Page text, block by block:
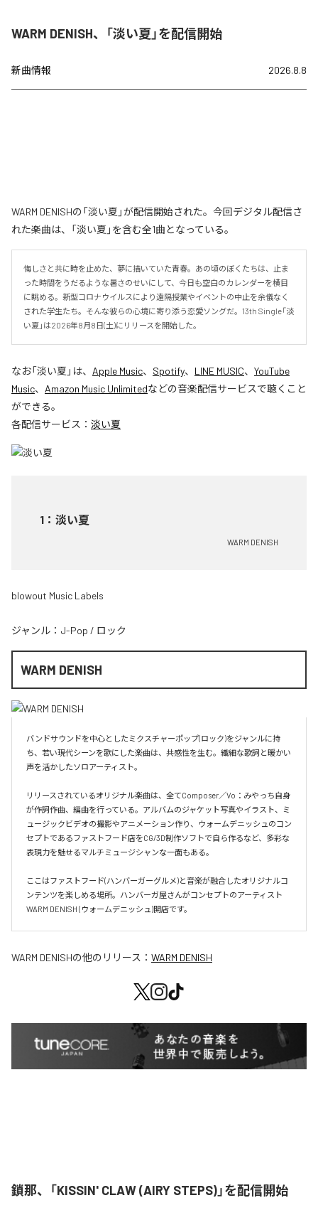
WARM DENISH、「淡い夏」を配信開始
新曲情報 2026.8.8
WARM DENISHの「淡い夏」が配信開始された。今回デジタル配信さ
れた楽曲は、「淡い夏」を含む全1曲となっている。
悔しさと共に時を止めた、夢に描いていた青春。あの頃のぼくたちは、止ま
った時間をうだるような暑さのせいにして、今日も空白のカレンダーを横目
に眺める。新型コロナウイルスにより遠隔授業やイベントの中止を余儀なく
された学生たち。そんな彼らの心境に寄り添う恋愛ソングだ。13th Single「淡
い夏」は2026年8月8日(土)にリリースを開始した。
なお「淡い夏 」は、 Apple Music、 Spotify、 LINE MUSIC、 YouTube
Music、 Amazon Music Unlimitedなどの音楽配信サービスで聴くこと
ができる。
各配信サービス： 淡い夏
1 ： 淡い夏
WARM DENISH
blowout Music Labels
ジャンル： J-Pop / ロック
WARM DENISH
バンドサウンドを中心としたミクスチャーポップ(ロック)をジャンルに持
ち、若い現代シーンを歌にした楽曲は、共感性を生む。繊細な歌詞と暖かい
声を活かしたソロアーティスト。
リリースされているオリジナル楽曲は、全てComposer／Vo：みやっち自身
が作詞作曲、編曲を行っている。アルバムのジャケット写真やイラスト、ミ
ュージックビデオの撮影やアニメーション作り、ウォームデニッシュのコン
セプトであるファストフード店をCG/3D制作ソフトで自ら作るなど、多彩な
表現力を魅せるマルチミュージシャンな一面もある。
ここはファストフード(ハンバーガーグルメ)と音楽が融合したオリジナルコ
ンテンツを楽しめる場所。ハンバーガ屋さんがコンセプトのアーティスト
WARM DENISH (ウォームデニッシュ)開店です。
WARM DENISHの他のリリース： WARM DENISH
鎖那、「KISSIN' CLAW (AIRY STEPS)」を配信開始